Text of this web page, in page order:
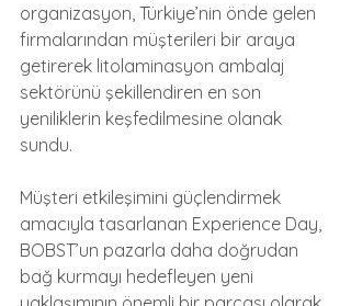
organizasyon, Türkiye’nin önde gelen
firmalarından müşterileri bir araya
getirerek litolaminasyon ambalaj
sektörünü şekillendiren en son
yeniliklerin keşfedilmesine olanak
sundu.
Müşteri etkileşimini güçlendirmek
amacıyla tasarlanan Experience Day,
BOBST’un pazarla daha doğrudan
bağ kurmayı hedefleyen yeni